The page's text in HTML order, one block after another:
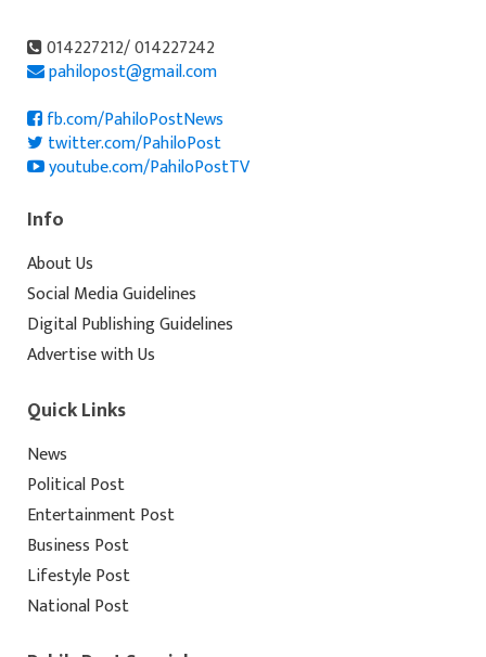
014227212/ 014227242
pahilopost@gmail.com
fb.com/PahiloPostNews
twitter.com/PahiloPost
youtube.com/PahiloPostTV
Info
About Us
Social Media Guidelines
Digital Publishing Guidelines
Advertise with Us
Quick Links
News
Political Post
Entertainment Post
Business Post
Lifestyle Post
National Post